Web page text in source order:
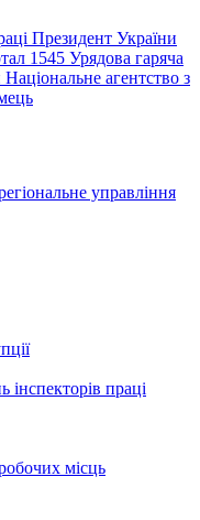
Президент України
1545 Урядова гаряча
Національне агентство з
управління
інспекторів праці
місць